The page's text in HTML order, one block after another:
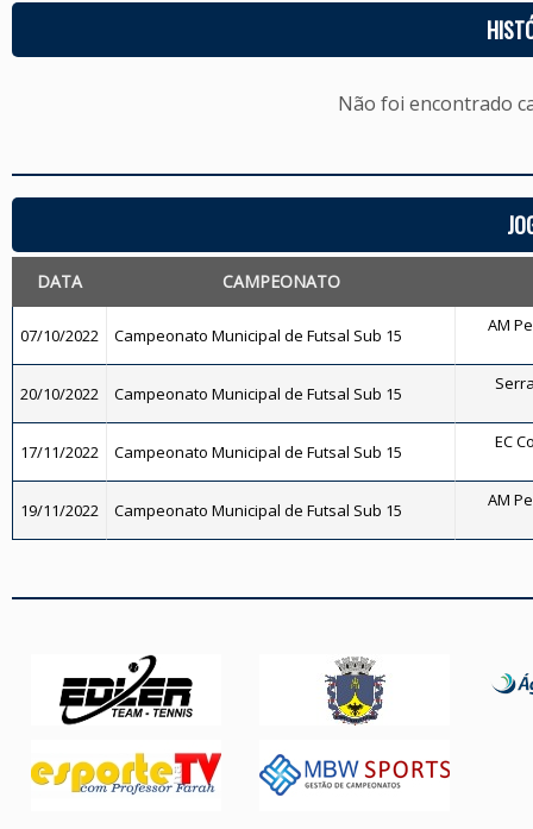
Não foi encontrado
DATA CAMPEONATO
07/10/2022 Campeonato Municipal de Futsal Sub 15 AM
20/10/2022 Campeonato Municipal de Futsal Sub 15
17/11/2022 Campeonato Municipal de Futsal Sub 15 EC
19/11/2022 Campeonato Municipal de Futsal Sub 15 AM